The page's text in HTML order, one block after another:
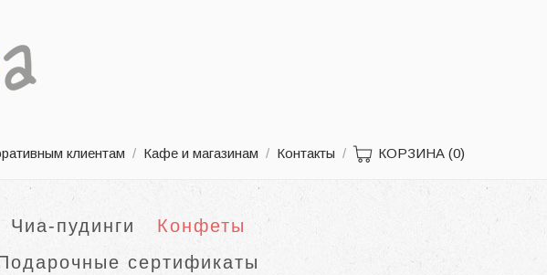
клиентам / Кафе и магазинам / Контакты / КОРЗИНА (0)
Чиа-пудинги
Конфеты
сертификаты